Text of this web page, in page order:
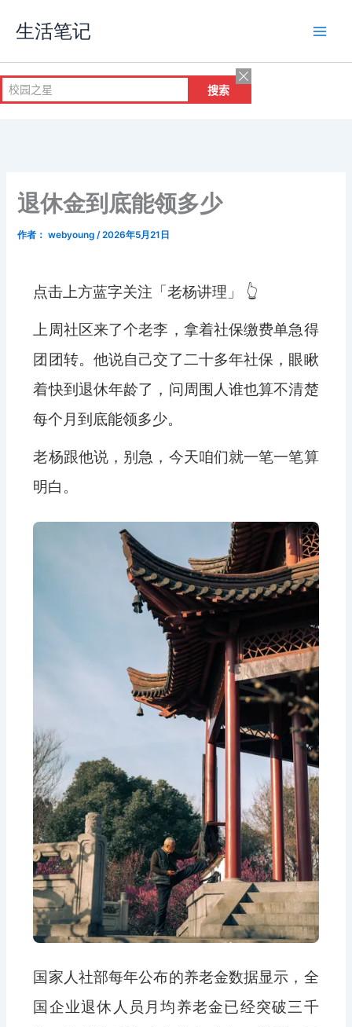
容
生活笔记
退休金到底能领多少
作者： webyoung/2026年5月21日
点击上方蓝字关注「老杨讲理」 👆
上周社区来了个老李，拿着社保缴费单急得
团团转。他说自己交了二十多年社保，眼瞅
着快到退休年龄了，问周围人谁也算不清楚
每个月到底能领多少。
老杨跟他说，别急，今天咱们就一笔一笔算
明白。
国家人社部每年公布的养老金数据显示，全
国企业退休人员月均养老金已经突破三千